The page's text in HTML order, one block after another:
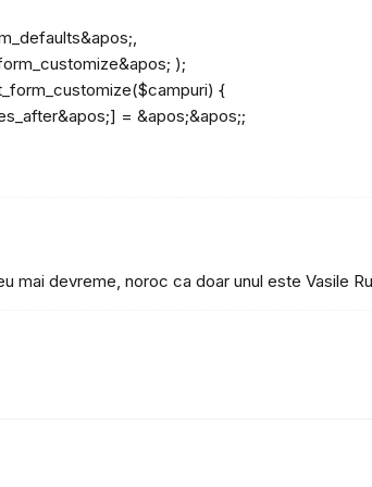
);
{
= &apos;&apos;;
mai devreme, noroc ca doar unul este Vasile